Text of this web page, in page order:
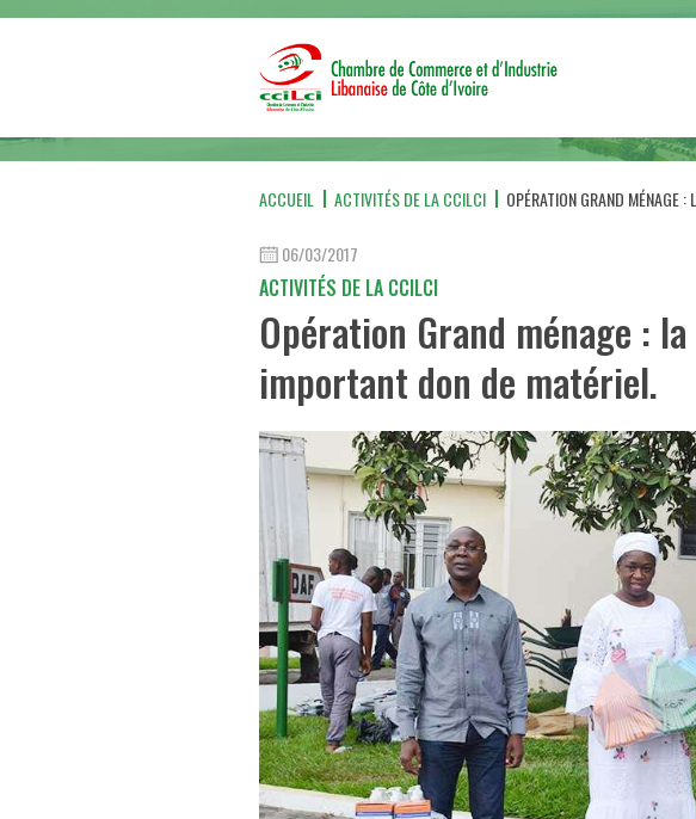
ACCUEIL ACTIVITÉS DE LA CCILCI OPÉRATION GRAND MÉNAGE
06/03/2017
ACTIVITÉS DE LA CCILCI
Opération Grand ménage :
important don de matériel.